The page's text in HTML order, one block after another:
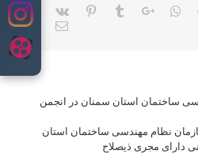
contentReddit
Whatsapp
Google+
Tumblr
Pinterest
Vk
Email
ساختمان استان سمنان در انجمن
نظام مهندسی ساختمان استان
دارای مجری ذیصلاح